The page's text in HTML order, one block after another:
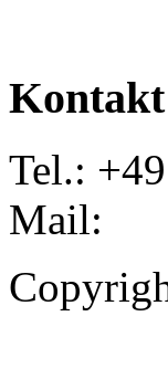
Kontakt
Tel.:
Mail: